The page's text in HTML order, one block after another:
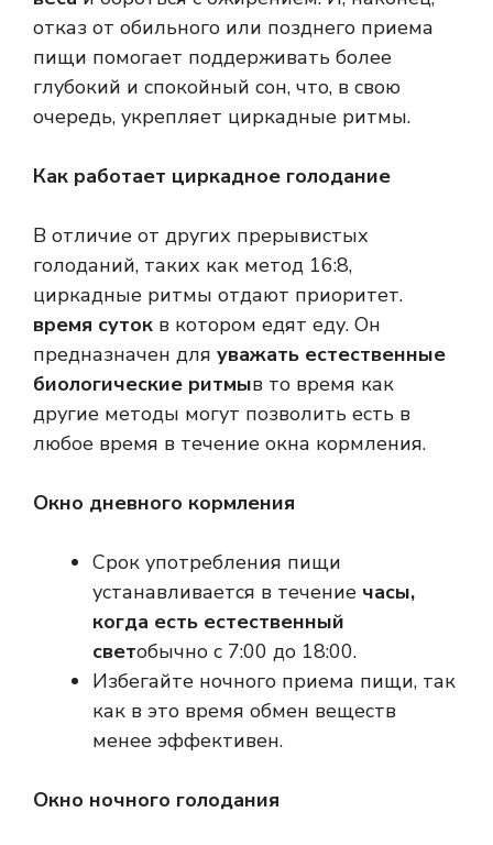
отказ от обильного или позднего приема
пищи помогает поддерживать более
глубокий и спокойный сон, что, в свою
очередь, укрепляет циркадные ритмы.
Как работает циркадное голодание
В отличие от других прерывистых
голоданий, таких как метод 16:8,
циркадные ритмы отдают приоритет.
время суток в котором едят еду. Он
предназначен для уважать естественные
биологические ритмыв то время как
другие методы могут позволить есть в
любое время в течение окна кормления.
Окно дневного кормления
Срок употребления пищи
устанавливается в течение часы,
когда есть естественный
светобычно с 7:00 до 18:00.
Избегайте ночного приема пищи, так
как в это время обмен веществ
менее эффективен.
Окно ночного голодания